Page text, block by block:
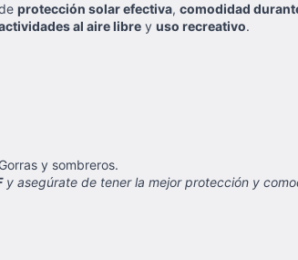
protección solar efectiva, comodidad
al aire libre y uso recreativo.
y sombreros.
y asegúrate de tener la mejor protección y